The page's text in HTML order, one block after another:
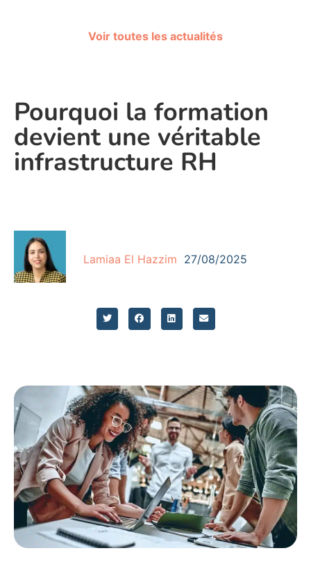
Voir toutes les actualités
Pourquoi la formation
devient une véritable
infrastructure RH
Lamiaa El Hazzim 27/08/2025